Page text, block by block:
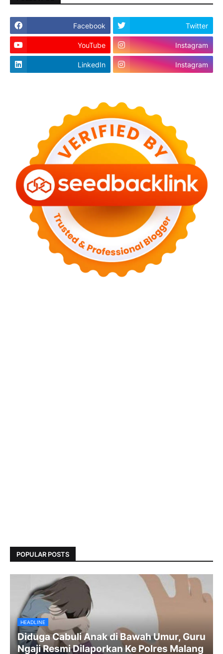
Facebook Twitter
YouTube Instagram
LinkedIn Instagram
POPULAR POSTS
HEADLINE
Diduga Cabuli Anak di Bawah Umur, Guru
Ngaji Resmi Dilaporkan Ke Polres Malang